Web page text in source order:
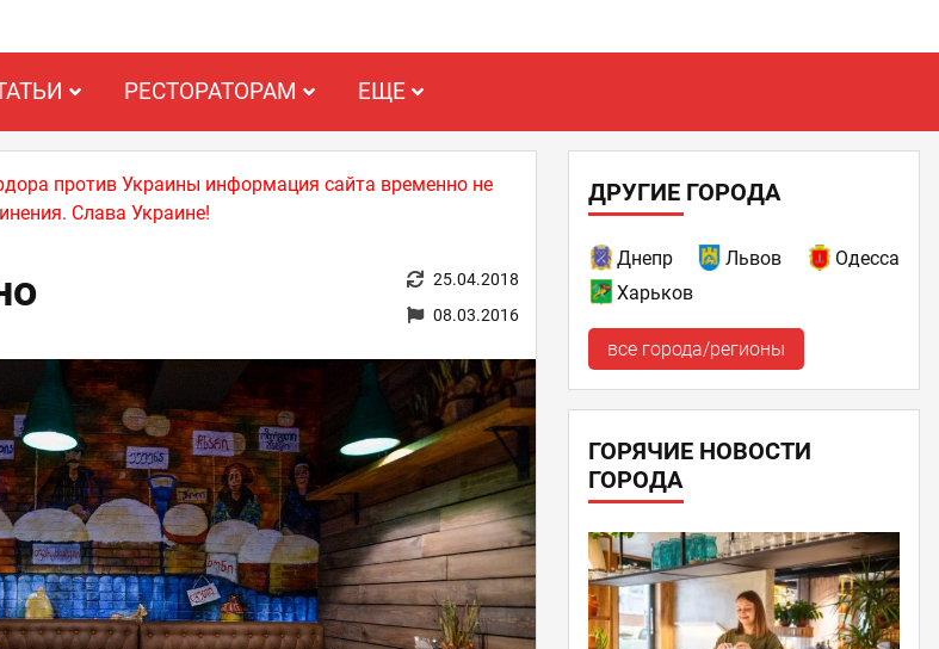
РЕСТОРАТОРАМ ЕЩЕ
против Украины информация сайта временно не
Слава Украине!
25.04.2018
08.03.2016
ДРУГИЕ ГОРОДА
Днепр Львов
Одесса
Харьков
все города/регионы
ГОРЯЧИЕ НОВОСТИ
ГОРОДА